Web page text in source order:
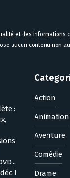
et des informations
aucun contenu non
:
!
Action
Animation
Aventure
Comédie
Drame